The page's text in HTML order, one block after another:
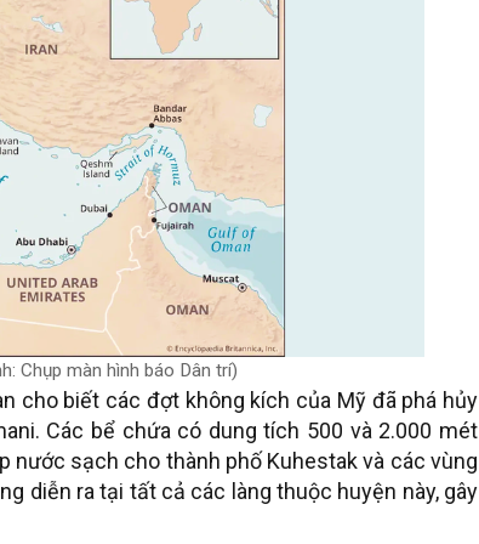
Chụp màn hình báo Dân trí)
cho biết các đợt không kích của Mỹ đã phá hủy
Các bể chứa có dung tích 500 và 2.000 mét
nước sạch cho thành phố Kuhestak và các vùng
diễn ra tại tất cả các làng thuộc huyện này, gây